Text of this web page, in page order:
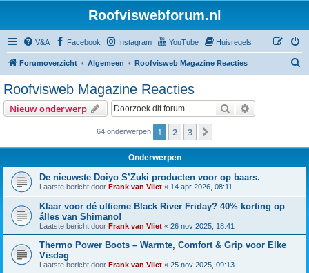
Roofviswebforum.nl
V&A Facebook Instagram YouTube Huisregels
Forumoverzicht Algemeen Roofvisweb Magazine Reacties
Roofvisweb Magazine Reacties
Nieuw onderwerp Zoek
64 onderwerpen 1 2 3
Onderwerpen
De nieuwste Doiyo S’Zuki producten voor op baars.
Laatste bericht door Frank van Vliet « 14 apr 2026, 08:11
Klaar voor dé ultieme Black River Friday? 40% korting op
álles van Shimano!
Laatste bericht door Frank van Vliet « 26 nov 2025, 18:41
Thermo Power Boots – Warmte, Comfort & Grip voor Elke
Visdag
Laatste bericht door Frank van Vliet « 25 nov 2025, 09:13